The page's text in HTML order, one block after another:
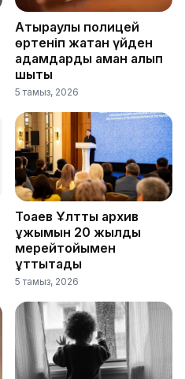
Атыраулық полицей
өртеніп жатқан үйден
адамдарды аман алып
шықты
5 тамыз, 2026
Тоқаев Ұлттық архив
ұжымын 20 жылдық
мерейтойымен
құттықтады
5 тамыз, 2026